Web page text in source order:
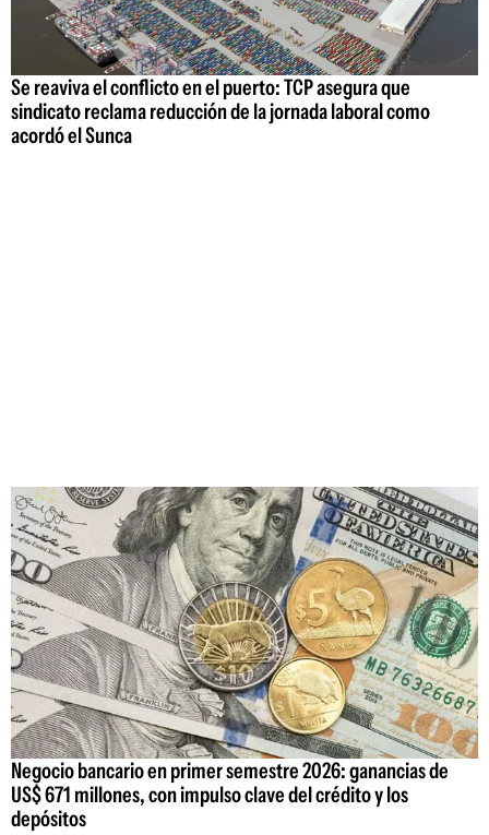
Se reaviva el conflicto en el puerto: TCP asegura que
sindicato reclama reducción de la jornada laboral como
acordó el Sunca
Negocio bancario en primer semestre 2026: ganancias de
US$ 671 millones, con impulso clave del crédito y los
depósitos